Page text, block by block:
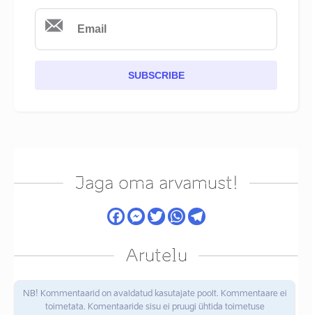
SUBSCRIBE
Jaga oma arvamust!
Arutelu
NB! Kommentaarid on avaldatud kasutajate poolt. Kommentaare ei
toimetata. Komentaaride sisu ei pruugi ühtida toimetuse